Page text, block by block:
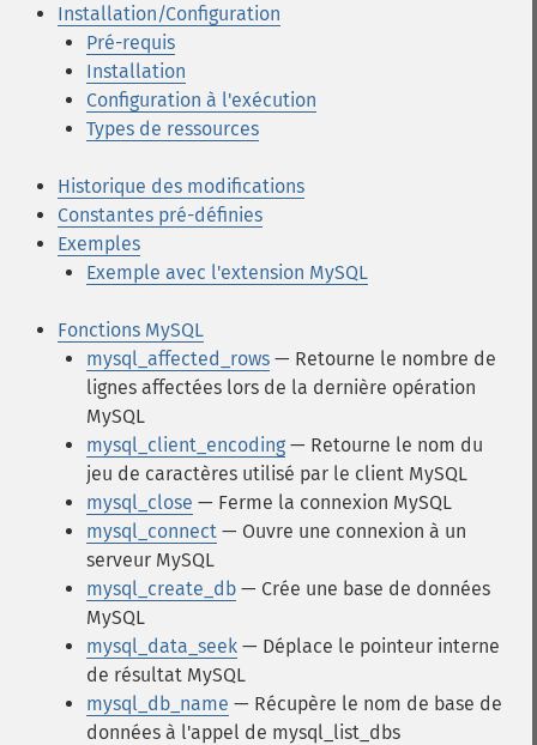
Installation/Configuration
Pré-requis
Installation
Configuration à l'exécution
Types de ressources
Historique des modifications
Constantes pré-définies
Exemples
Exemple avec l'extension MySQL
Fonctions MySQL
mysql_affected_rows — Retourne le nombre de
lignes affectées lors de la dernière opération
MySQL
mysql_client_encoding — Retourne le nom du
jeu de caractères utilisé par le client MySQL
mysql_close — Ferme la connexion MySQL
mysql_connect — Ouvre une connexion à un
serveur MySQL
mysql_create_db — Crée une base de données
MySQL
mysql_data_seek — Déplace le pointeur interne
de résultat MySQL
mysql_db_name — Récupère le nom de base de
données à l'appel de mysql_list_dbs